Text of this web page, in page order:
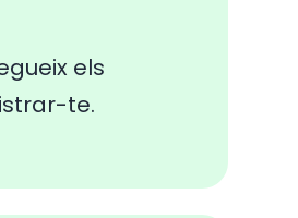
els
te.